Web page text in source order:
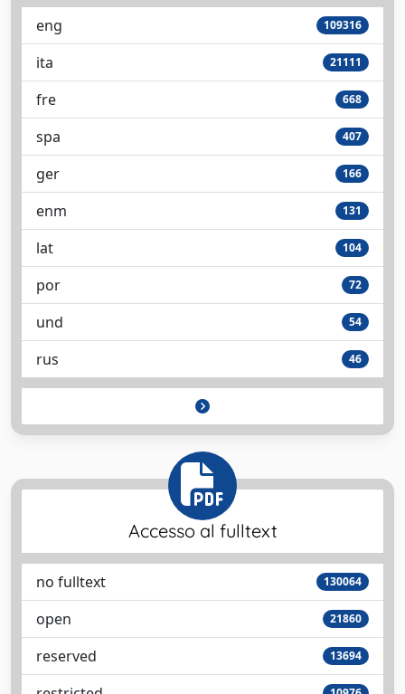
eng 109316
ita 21111
fre 668
spa 407
ger 166
enm 131
lat 104
por 72
und 54
rus 46
Accesso al fulltext
no fulltext 130064
open 21860
reserved 13694